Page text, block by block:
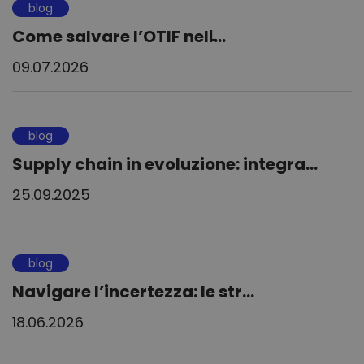
blog
Come salvare l’OTIF nell̵...
09.07.2026
blog
Supply chain in evoluzione: integra...
25.09.2025
blog
Navigare l’incertezza: le str...
18.06.2026